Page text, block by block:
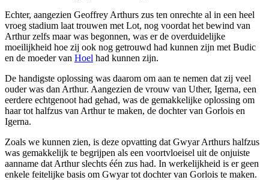
Echter, aangezien Geoffrey Arthurs zus ten onrechte al in een heel
vroeg stadium laat trouwen met Lot, nog voordat het bewind van
Arthur zelfs maar was begonnen, was er de overduidelijke
moeilijkheid hoe zij ook nog getrouwd had kunnen zijn met Budic
en de moeder van Hoel had kunnen zijn.
De handigste oplossing was daarom om aan te nemen dat zij veel
ouder was dan Arthur. Aangezien de vrouw van Uther, Igerna, een
eerdere echtgenoot had gehad, was de gemakkelijke oplossing om
haar tot halfzus van Arthur te maken, de dochter van Gorlois en
Igerna.
Zoals we kunnen zien, is deze opvatting dat Gwyar Arthurs halfzus
was gemakkelijk te begrijpen als een voortvloeisel uit de onjuiste
aanname dat Arthur slechts één zus had. In werkelijkheid is er geen
enkele feitelijke basis om Gwyar tot dochter van Gorlois te maken.